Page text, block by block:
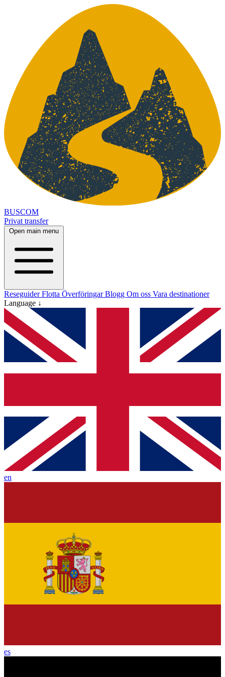
BUSCOM
Privat transfer
Open main menu
ReseguiderFlotta ÖverföringarBlogg Om oss Vara destinationer
Language ↓
en
es